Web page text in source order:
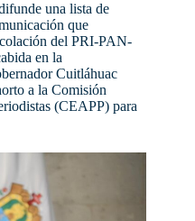
una lista de
que
del PRI-PAN-
en la
Cuitláhuac
a la Comisión
(CEAPP) para